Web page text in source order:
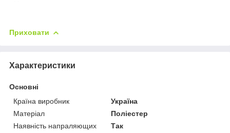
Приховати
Характеристики
Основні
Країна виробник
Україна
Матеріал
Поліестер
Наявність напраляющих
Так